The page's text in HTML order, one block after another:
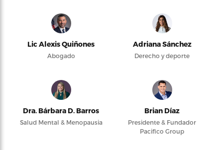
Lic Alexis Quiñones
Abogado
Adriana Sánchez
Derecho y deporte
Dra. Bárbara D. Barros
Salud Mental & Menopausia
Brian Díaz
Presidente & Fundador
Pacifico Group